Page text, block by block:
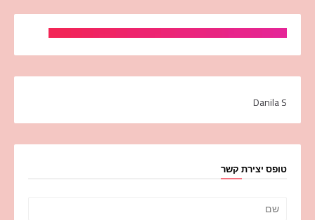
Danila S
טופס יצירת קשר